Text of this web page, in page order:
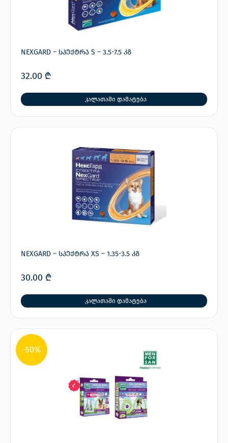
NEXGARD – სპექტრა S – 3.5-7.5 კგ
32.00 ₾
კალათაში დამატება
NEXGARD – სპექტრა XS – 1.35-3.5 კგ
30.00 ₾
კალათაში დამატება
-50%